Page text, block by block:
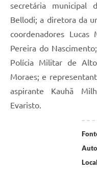
secretária municipal
Bellodi; a diretora da
coordenadores
Pereira do
Polícia Militar de
Moraes; e
aspirante Kauhã
Evaristo.